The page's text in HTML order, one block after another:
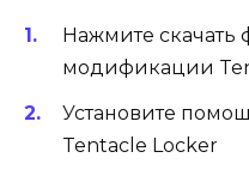
Нажмите
модификации
Установите
Tentacle Locker